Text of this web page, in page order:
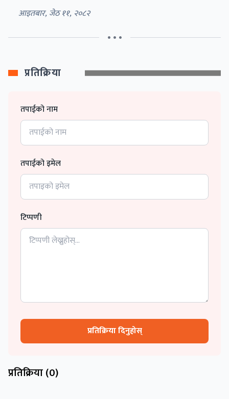
आइतबार, जेठ ११, २०८२
• • •
प्रतिक्रिया
तपाईको नाम
तपाईको इमेल
टिप्पणी
प्रतिक्रिया दिनुहोस्
प्रतिक्रिया (0)